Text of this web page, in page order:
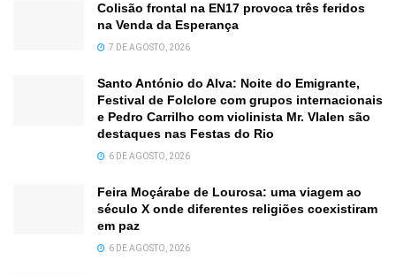
Colisão frontal na EN17 provoca três feridos
na Venda da Esperança
7 DE AGOSTO, 2026
Santo António do Alva: Noite do Emigrante,
Festival de Folclore com grupos internacionais
e Pedro Carrilho com violinista Mr. Vlalen são
destaques nas Festas do Rio
6 DE AGOSTO, 2026
Feira Moçárabe de Lourosa: uma viagem ao
século X onde diferentes religiões coexistiram
em paz
6 DE AGOSTO, 2026